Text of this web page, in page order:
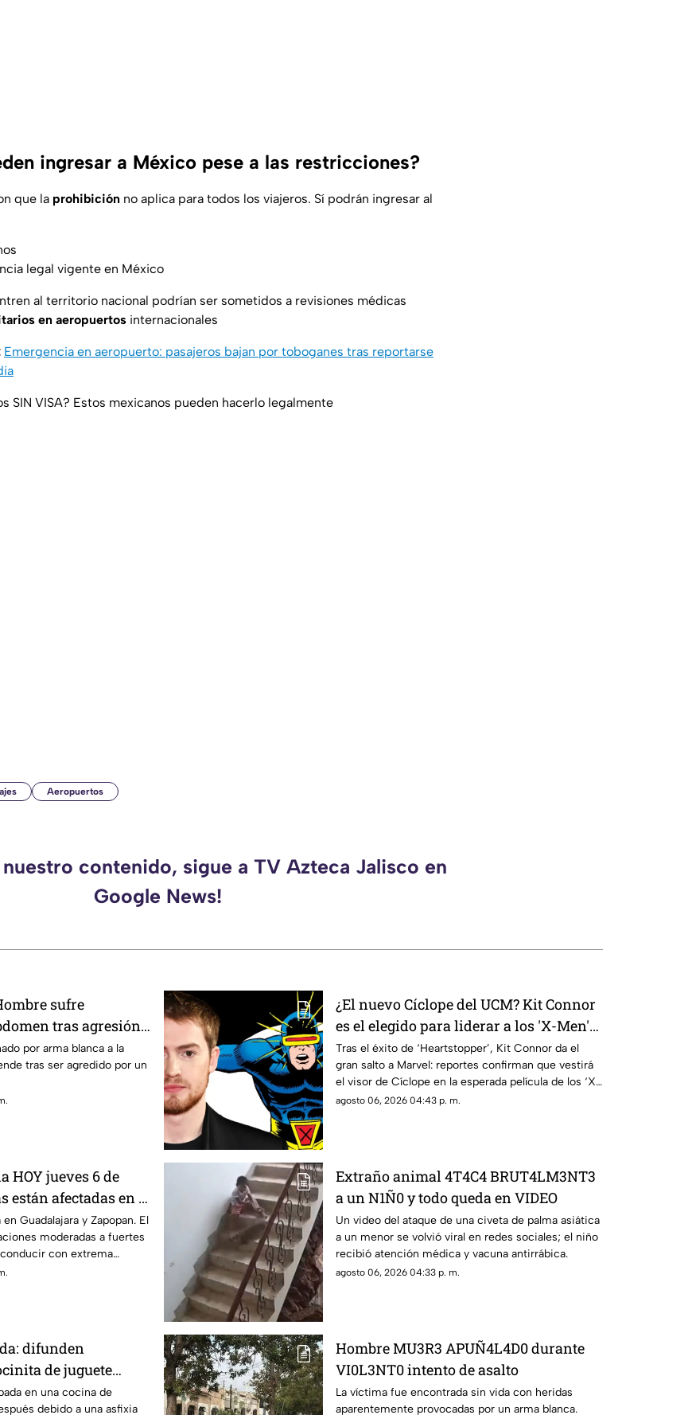
ingresar a México pese a las restricciones?
que la prohibición no aplica para todos los viajeros. Sí podrán ingresar al
legal vigente en México
al territorio nacional podrían ser sometidos a revisiones médicas
en aeropuertos internacionales
Emergencia en aeropuerto: pasajeros bajan por toboganes tras reportarse
SIN VISA? Estos mexicanos pueden hacerlo legalmente
Aeropuertos
nuestro contenido, sigue a TV Azteca Jalisco en
Google News!
sufre
tras agresión
por arma blanca a la
tras ser agredido por un
¿El nuevo Cíclope del UCM? Kit Connor
es el elegido para liderar a los 'X-Men'
en Marvel Studios
Tras el éxito de ‘Heartstopper’, Kit Connor da el
gran salto a Marvel: reportes confirman que vestirá
el visor de Cíclope en la esperada película de los ‘X-
Men’.
agosto 06, 2026 04:43 p. m.
HOY jueves 6 de
están afectadas en el
de Guadalajara?
Guadalajara y Zapopan. El
moderadas a fuertes
con extrema
Extraño animal 4T4C4 BRUT4LM3NT3
a un N1Ñ0 y todo queda en VIDEO
Un video del ataque de una civeta de palma asiática
a un menor se volvió viral en redes sociales; el niño
recibió atención médica y vacuna antirrábica.
agosto 06, 2026 04:33 p. m.
difunden
de juguete
una niña
en una cocina de
debido a una asfixia
Hombre MU3R3 APUÑ4L4D0 durante
VI0L3NT0 intento de asalto
La víctima fue encontrada sin vida con heridas
aparentemente provocadas por un arma blanca.